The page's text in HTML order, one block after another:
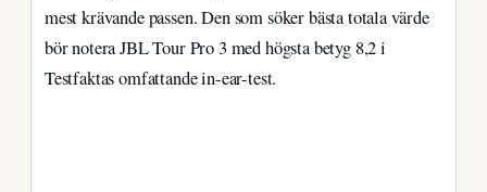
mest krävande passen. Den som söker bästa totala värde
bör notera JBL Tour Pro 3 med högsta betyg 8,2 i
Testfaktas omfattande in-ear-test.